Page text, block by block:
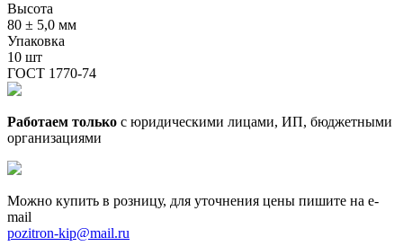
Высота
80 ± 5,0 мм
Упаковка
10 шт
ГОСТ 1770-74
Работаем только с юридическими лицами, ИП, бюджетными
организациями
Можно купить в розницу, для уточнения цены пишите на e-
mail
pozitron-kip@mail.ru